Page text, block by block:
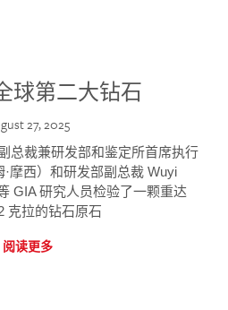
球第二大钻石
27, 2025
总裁兼研发部和鉴定所首席执行
摩西）和研发部副总裁 Wuyi
GIA 研究人员检验了一颗重达
克拉的钻石原石
阅读更多